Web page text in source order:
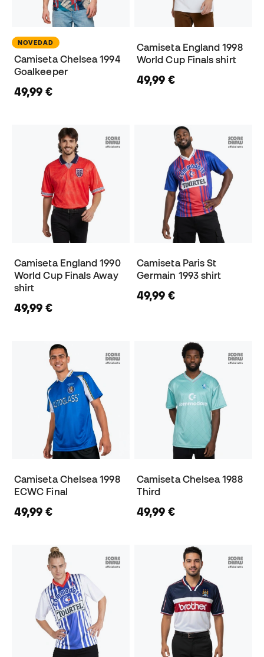
NOVEDAD
Camiseta Chelsea 1994
Goalkeeper
49,99 €
Camiseta England 1998
World Cup Finals shirt
49,99 €
Camiseta England 1990
World Cup Finals Away
shirt
49,99 €
Camiseta Paris St
Germain 1993 shirt
49,99 €
Camiseta Chelsea 1998
ECWC Final
49,99 €
Camiseta Chelsea 1988
Third
49,99 €